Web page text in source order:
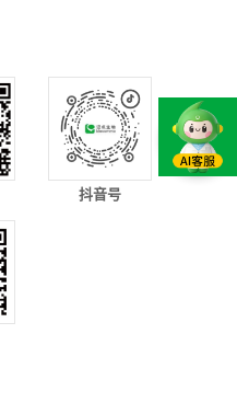
抖音号